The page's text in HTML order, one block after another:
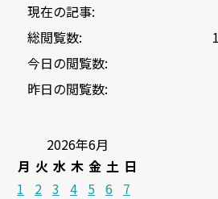
現在の記事:
総閲覧数:
今日の閲覧数:
昨日の閲覧数:
2026年6月
月 火 水 木 金 土 日
1
2 3 4 5 6
7